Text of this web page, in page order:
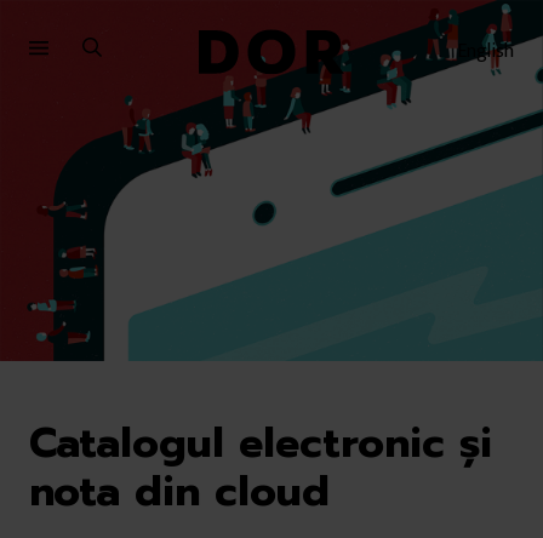
English
Catalogul electronic și
nota din cloud